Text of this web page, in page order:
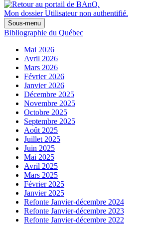
Mon dossier Utilisateur non authentifié.
Sous-menu
Bibliographie du Québec
Mai 2026
Avril 2026
Mars 2026
Février 2026
Janvier 2026
Décembre 2025
Novembre 2025
Octobre 2025
Septembre 2025
Août 2025
Juillet 2025
Juin 2025
Mai 2025
Avril 2025
Mars 2025
Février 2025
Janvier 2025
Refonte Janvier-décembre 2024
Refonte Janvier-décembre 2023
Refonte Janvier-décembre 2022